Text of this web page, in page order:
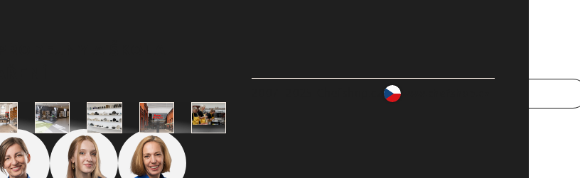
Praha Praha
Outlet
Brno
www.chefshop.cz